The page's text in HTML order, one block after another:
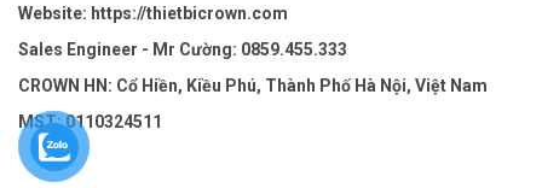
Website: https://thietbicrown.com
Sales Engineer - Mr Cường: 0859.455.333
CROWN HN: Cổ Hiền, Kiều Phú, Thành Phố Hà Nội, Việt Nam
MST: 0110324511